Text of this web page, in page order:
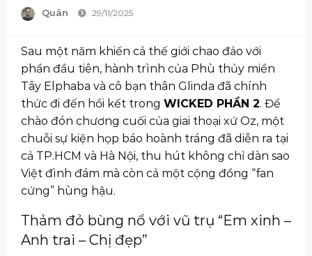
Quân 29/11/2025
Sau một năm khiến cả thế giới chao đảo với
phần đầu tiên, hành trình của Phù thủy miền
Tây Elphaba và cô bạn thân Glinda đã chính
thức đi đến hồi kết trong WICKED PHẦN 2. Để
chào đón chương cuối của giai thoại xứ Oz, một
chuỗi sự kiện họp báo hoành tráng đã diễn ra tại
cả TP.HCM và Hà Nội, thu hút không chỉ dàn sao
Việt đình đám mà còn cả một cộng đồng “fan
cứng” hùng hậu.
Thảm đỏ bùng nổ với vũ trụ “Em xinh –
Anh trai – Chị đẹp”